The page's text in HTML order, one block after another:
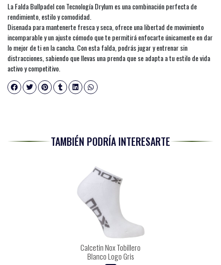
La Falda Bullpadel con Tecnología Drylum es una combinación perfecta de
rendimiento, estilo y comodidad.
Disenada para mantenerte fresca y seca, ofrece una libertad de movimiento
incomparable y un ajuste cómodo que te permitirá enfocarte únicamente en dar
lo mejor de ti en la cancha. Con esta falda, podrás jugar y entrenar sin
distracciones, sabiendo que llevas una prenda que se adapta a tu estilo de vida
activo y competitivo.
TAMBIÉN PODRÍA INTERESARTE
Calcetin Nox Tobillero
Blanco Logo Gris